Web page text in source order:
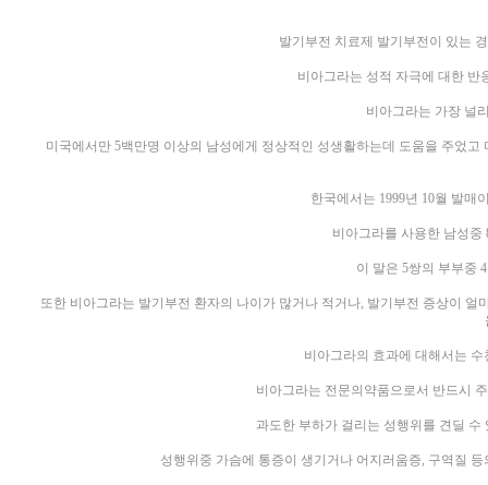
발기부전 치료제 발기부전이 있는
비아그라는 성적 자극에 대한 반
비아그라는 가장 널
미국에서만 5백만명 이상의 남성에게 정상적인 성생활하는데 도움을 주었
한국에서는 1999년 10월 발매
비아그라를 사용한 남성중
이 말은 5쌍의 부부중
또한 비아그라는 발기부전 환자의 나이가 많거나 적거나, 발기부전 증상이
비아그라의 효과에 대해서는
비아그라는 전문의약품으로서 반드시
과도한 부하가 걸리는 성행위를 견딜
성행위중 가슴에 통증이 생기거나 어지러움증, 구역질